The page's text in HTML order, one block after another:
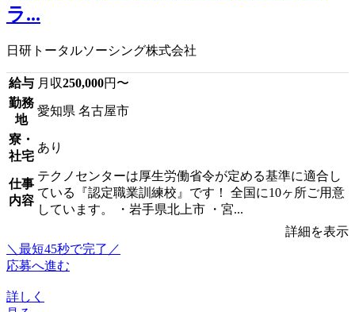
ラ...
日研トータルソーシング株式会社
給与 月収250,000円〜
勤務
地
愛知県 名古屋市
寮・
社宅
あり
仕事
内容
テクノセンターは厚生労働省令が定める基準に適合し
ている『認定職業訓練校』です！ 全国に10ヶ所ご用意
しています。 ・岩手県北上市 ・宮...
詳細を表示
＼最短45秒で完了／
応募へ進む
詳しく